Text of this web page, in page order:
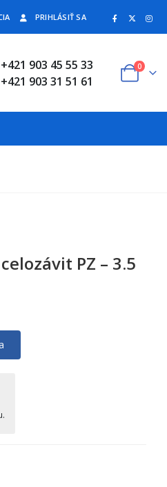
PRIHLÁSIŤ SA
+421 903 45 55 33
+421 903 31 51 61
0
PZ – 3.5